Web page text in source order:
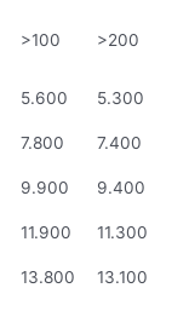
>100 >200
5.600 5.300
7.800 7.400
9.900 9.400
11.900 11.300
13.800 13.100